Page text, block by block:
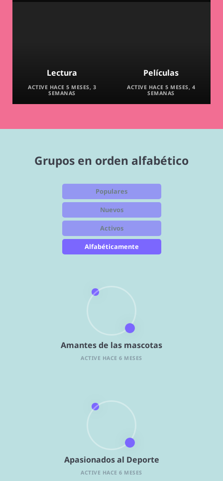
Lectura
ACTIVE HACE 5 MESES, 3
SEMANAS
Películas
ACTIVE HACE 5 MESES, 4
SEMANAS
Grupos en orden alfabético
Nuevos
Activos
Populares
Alfabéticamente
Amantes de las mascotas
ACTIVE HACE 6 MESES
Apasionados al Deporte
ACTIVE HACE 6 MESES